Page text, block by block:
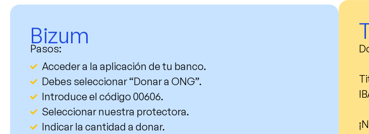
Bizum
Pasos:
Acceder a la aplicación de tu banco.
Debes seleccionar “Donar a ONG”.
Introduce el código 00606.
Seleccionar nuestra protectora.
Indicar la cantidad a donar.